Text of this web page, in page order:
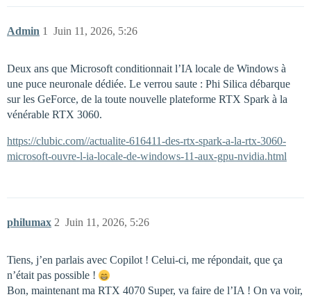
Admin Juin 11, 2026, 5:26
1
Deux ans que Microsoft conditionnait l’IA locale de Windows à
une puce neuronale dédiée. Le verrou saute : Phi Silica débarque
sur les GeForce, de la toute nouvelle plateforme RTX Spark à la
vénérable RTX 3060.
https://clubic.com//actualite-616411-des-rtx-spark-a-la-rtx-3060-
microsoft-ouvre-l-ia-locale-de-windows-11-aux-gpu-nvidia.html
philumax Juin 11, 2026, 5:26
2
Tiens, j’en parlais avec Copilot ! Celui-ci, me répondait, que ça
n’était pas possible !
Bon, maintenant ma RTX 4070 Super, va faire de l’IA ! On va voir,